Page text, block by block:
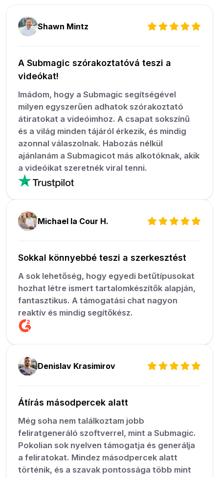
Shawn Mintz
A Submagic szórakoztatóvá teszi a
videókat!
Imádom, hogy a Submagic segítségével
milyen egyszerűen adhatok szórakoztató
átiratokat a videóimhoz. A csapat sokszínű
és a világ minden tájáról érkezik, és mindig
azonnal válaszolnak. Habozás nélkül
ajánlanám a Submagicot más alkotóknak, akik
a videóikat szeretnék viral tenni.
Michael la Cour H.
Sokkal könnyebbé teszi a szerkesztést
A sok lehetőség, hogy egyedi betűtípusokat
hozhat létre ismert tartalomkészítők alapján,
fantasztikus. A támogatási chat nagyon
reaktív és mindig segítőkész.
Denislav Krasimirov
Átírás másodpercek alatt
Még soha nem találkoztam jobb
feliratgeneráló szoftverrel, mint a Submagic.
Pokolian sok nyelven támogatja és generálja
a feliratokat. Mindez másodpercek alatt
történik, és a szavak pontossága több mint